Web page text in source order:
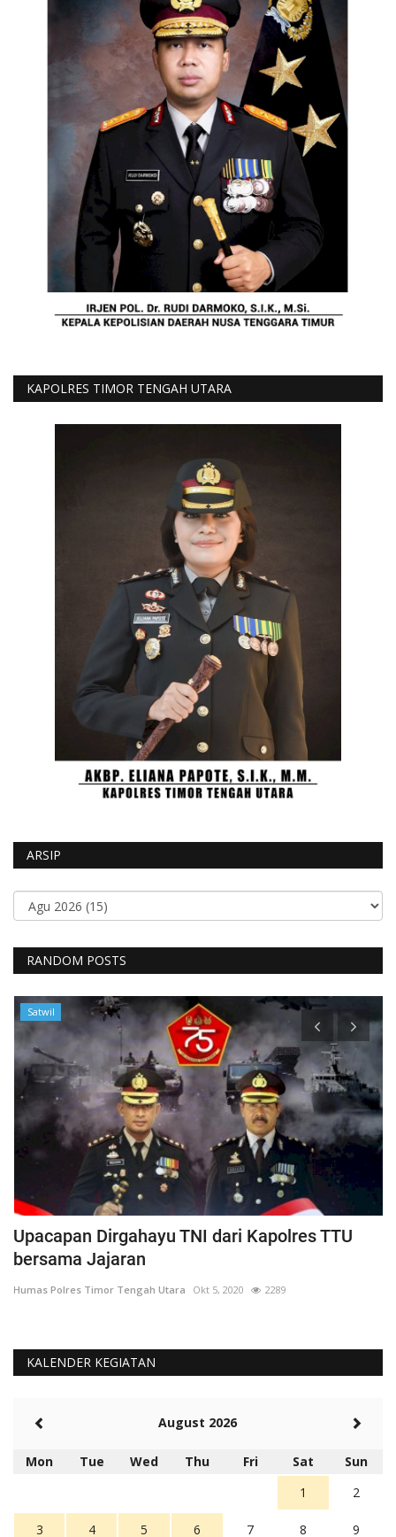
KAPOLRES TIMOR TENGAH UTARA
ARSIP
RANDOM POSTS
Satwil
Upacapan Dirgahayu TNI dari Kapolres TTU
bersama Jajaran
Humas Polres Timor Tengah Utara Okt 5, 2020 2289
KALENDER KEGIATAN
August 2026
Mon Tue Wed Thu Fri Sat
Sun
1
2
3 4 5 6 7 8 9